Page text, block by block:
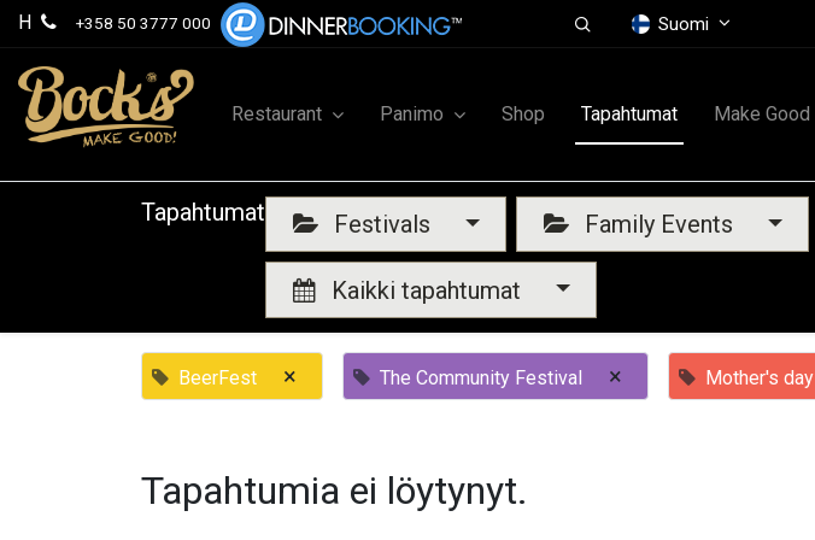
H +358 50 3777 000 Suomi
Restaurant Panimo Shop Tapahtumat Make Good
Tapahtumat Festivals Family Events
Kaikki tapahtumat
BeerFest × The Community Festival × Mother's day
Tapahtumia ei löytynyt.